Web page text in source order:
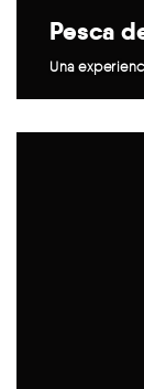
Pesca
Una